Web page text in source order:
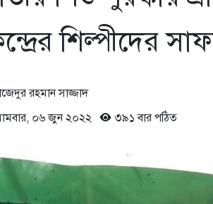
শিল্পীদের
রহমান সাজ্জাদ
০৬ জুন ২০২২
৩৯১ বার পঠিত